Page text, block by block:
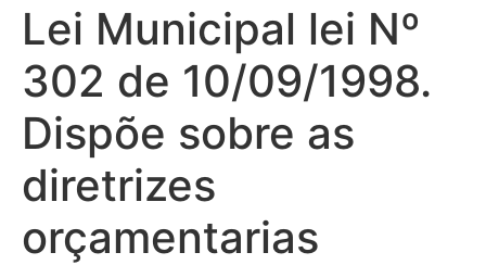
Lei Municipal lei Nº
302 de 10/09/1998.
Dispõe sobre as
diretrizes
orçamentarias